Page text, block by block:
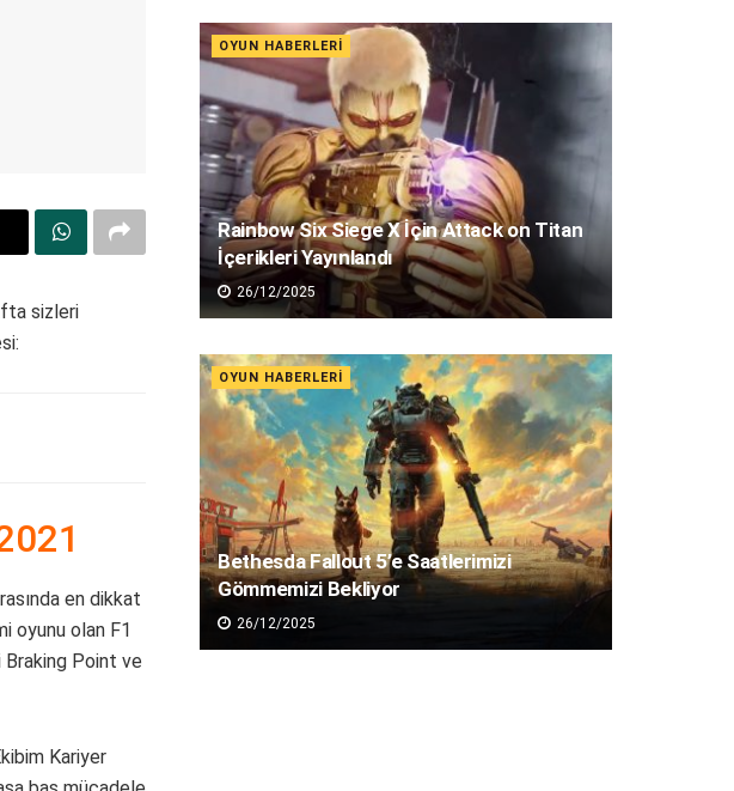
sizleri
en dikkat
oyunu olan F1
Braking Point ve
Kariyer
OYUN HABERLERI
Rainbow Six Siege X İçin Attack on Titan
İçerikleri Yayınlandı
26/12/2025
OYUN HABERLERI
Bethesda Fallout 5’e Saatlerimizi
Gömmemizi Bekliyor
26/12/2025